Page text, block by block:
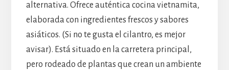
alternativa. Ofrece auténtica cocina vietnamita,
elaborada con ingredientes frescos y sabores
asiáticos. (Si no te gusta el cilantro, es mejor
avisar). Está situado en la carretera principal,
pero rodeado de plantas que crean un ambiente